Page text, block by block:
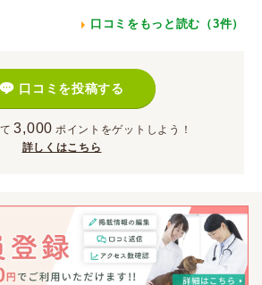
口コミをもっと読む（3件）
口コミを投稿する
3,000 ポイント をゲットしよう！
詳しくはこちら